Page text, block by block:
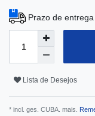
Prazo de
Lista de Desejos
* incl. ges. CUBA. mais.